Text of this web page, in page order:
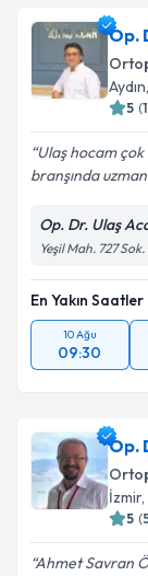
Op.
Aydın
5 (
Ulaş hocam çok
branşında
Op. Dr. Ulaş
Yeşil Mah. 727
En Yakın Saatler
10 Ağu
09:30
Op.
İzmir
5 (
Ahmet Savran